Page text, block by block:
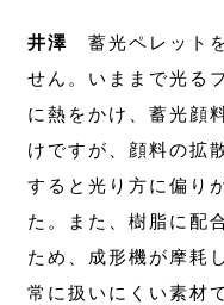
井澤 蓄光ペレット
せん。いままで光る
に熱をかけ、蓄光顔
けですが、顔料の拡
すると光り方に偏り
た。また、樹脂に配
ため、成形機が摩耗
常に扱いにくい素材